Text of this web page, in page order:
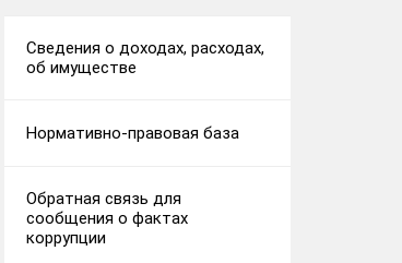
Сведения о доходах, расходах,
об имуществе
Нормативно-правовая база
Обратная связь для
сообщения о фактах
коррупции